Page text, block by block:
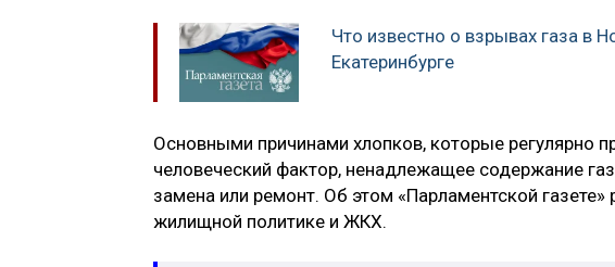
Что известно о взрывах газа в
Екатеринбурге
Основными причинами хлопков, которые регулярно
человеческий фактор, ненадлежащее содержание
замена или ремонт. Об этом «Парламентской
жилищной политике и ЖКХ.